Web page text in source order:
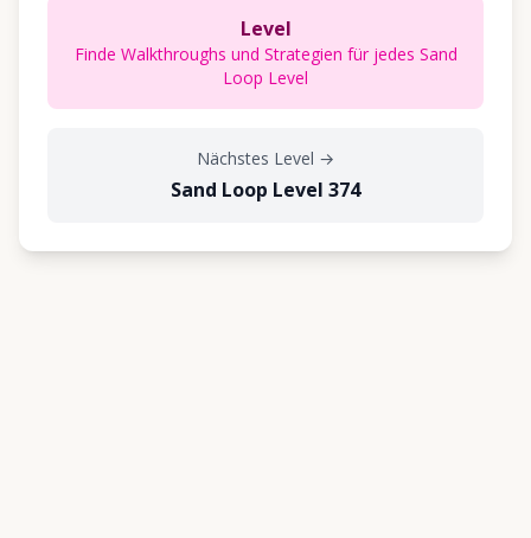
Level
Finde Walkthroughs und Strategien für jedes Sand
Loop Level
Nächstes Level →
Sand Loop Level 374